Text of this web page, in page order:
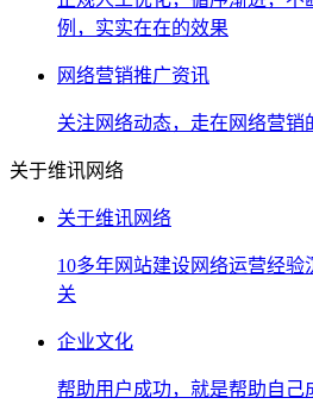
例，实实在在的效果
网络营销推广资讯
关注网络动态，走在网络营销
关于维讯网络
关于维讯网络
10多年网站建设网络运营经
关
企业文化
帮助用户成功，就是帮助自己